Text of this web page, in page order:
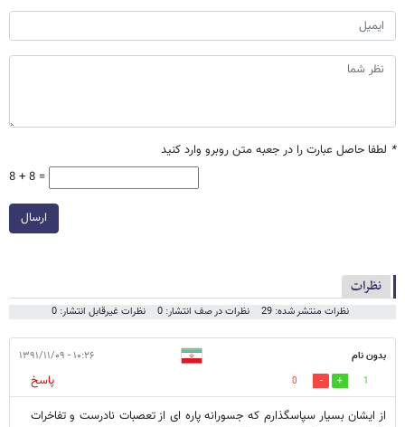
* لطفا حاصل عبارت را در جعبه متن روبرو وارد کنید
8 + 8 =
ارسال
نظرات
نظرات منتشر شده: 29 نظرات در صف انتشار: 0 نظرات غیرقابل انتشار: 0
بدون نام ۱۰:۲۶ - ۱۳۹۱/۱۱/۰۹
1
0
پاسخ
از ایشان بسیار سپاسگذارم که جسورانه پاره ای از تعصبات نادرست و تفاخرات